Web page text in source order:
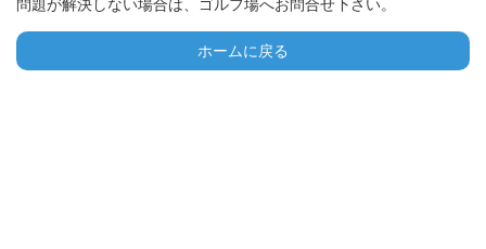
問題が解決しない場合は、ゴルフ場へお問合せ下さい。
ホームに戻る